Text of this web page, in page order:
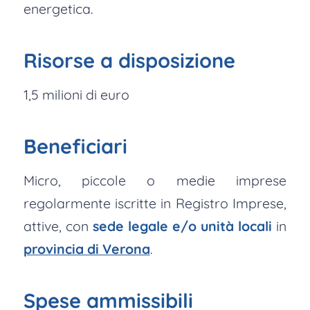
energetica.
Risorse a disposizione
1,5 milioni di euro
Beneficiari
Micro, piccole o medie imprese
regolarmente iscritte in Registro Imprese,
attive, con sede legale e/o unità locali in
provincia di Verona.
Spese ammissibili